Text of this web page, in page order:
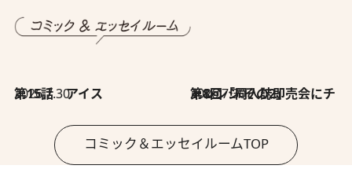
2026.7.30
第15話 アイス 2026.7.30
第8回「同人誌即売会にチャレンジ その2」
コミック＆エッセイルームTOP